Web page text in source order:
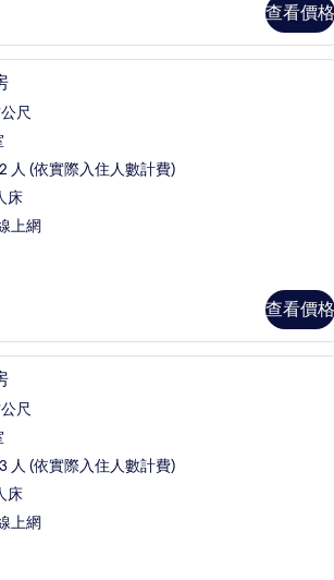
查看價格
極品雙床房 | 高級寢具、迷你吧
尺
人 (依實際入住人數計費)
床
上網
查看價格
高級寢具、迷你吧、客房內保險
尺
人 (依實際入住人數計費)
床
上網